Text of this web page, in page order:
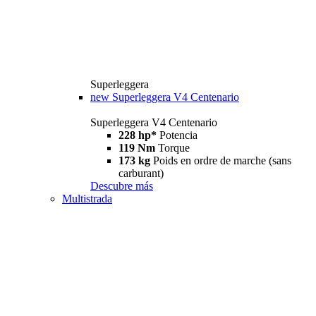
Superleggera
new Superleggera V4 Centenario
Superleggera V4 Centenario
228 hp* Potencia
119 Nm Torque
173 kg Poids en ordre de marche (sans
carburant)
Descubre más
Multistrada